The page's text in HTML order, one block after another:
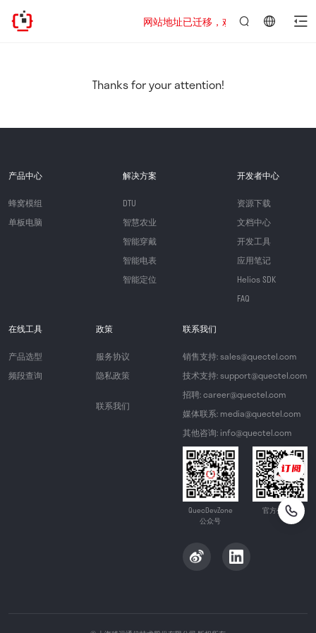
网站地址已迁移，欢迎访问新址：
Thanks for your attention!
产品中心
蜂窝模组
单板电脑
解决方案
DTU
智慧农业
智能穿戴
智能电表
智能定位
开发者中心
资源下载
文档中心
开发工具
应用笔记
Helios SDK
FAQ
在线工具
产品选型
频段查询
政策
服务协议
隐私政策
联系我们
联系我们
销售支持: sales@quectel.com
技术支持: support@quectel.com
招聘: career@quectel.com
媒体联系: media@quectel.com
其他咨询: info@quectel.com
QuecDevZone
公众号
官方公众号